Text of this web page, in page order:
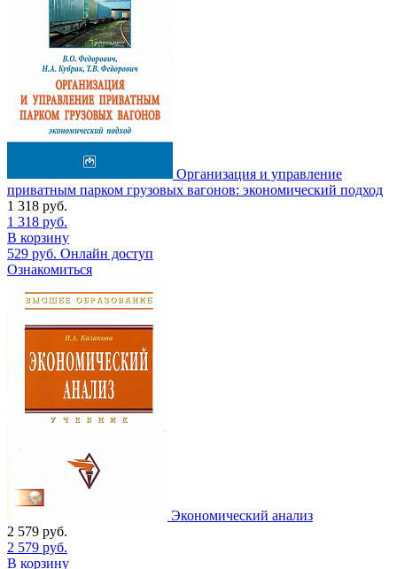
Организация и управление
приватным парком грузовых вагонов: экономический подход
1 318 руб.
1 318 руб.
В корзину
529 руб. Онлайн доступ
Ознакомиться
Экономический анализ
2 579 руб.
2 579 руб.
В корзину